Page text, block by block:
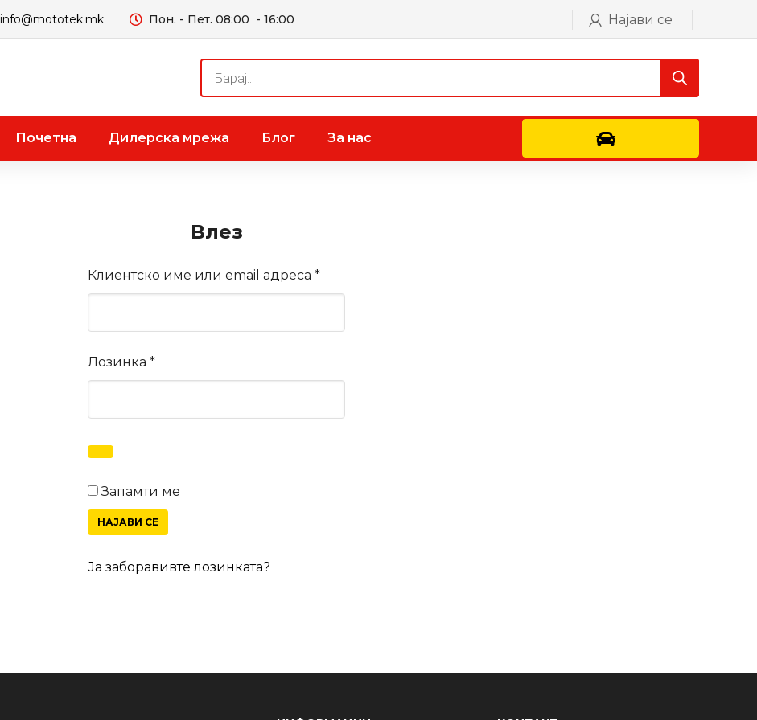
info@mototek.mk Пон. - Пет. 08:00 - 16:00 Најави се
search
Почетна Дилерска мрежа Блог За нас
Влез
Клиентско име или email адреса *Задолжително
Лозинка *Задолжително
Запамти ме
НАЈАВИ СЕ
Ја заборавивте лозинката?